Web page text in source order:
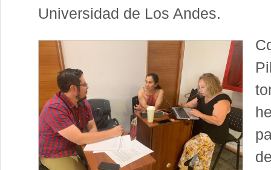
Universidad de Los Andes.